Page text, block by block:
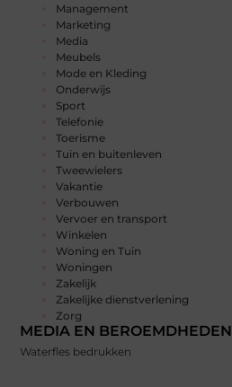
Management
Marketing
Media
Meubels
Mode en Kleding
Onderwijs
Sport
Telefonie
Toerisme
Tuin en buitenleven
Tweewielers
Vakantie
Verbouwen
Vervoer en transport
Winkelen
Woning en Tuin
Woningen
Zakelijk
Zakelijke dienstverlening
Zorg
MEDIA EN BEROEMDHEDEN
Waterfles bedrukken